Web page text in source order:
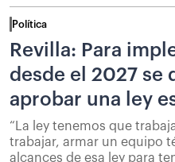
Política
Revilla: Para
desde el 2027 se
aprobar una ley
“La ley tenemos que
trabajar, armar un equipo
alcances de esa ley para